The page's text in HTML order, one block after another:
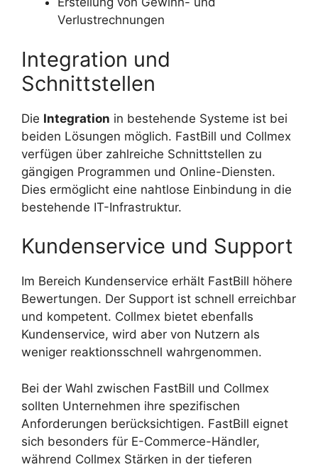
Verlustrechnungen
Integration und
Schnittstellen
Die Integration in bestehende Systeme ist bei
beiden Lösungen möglich. FastBill und Collmex
verfügen über zahlreiche Schnittstellen zu
gängigen Programmen und Online-Diensten.
Dies ermöglicht eine nahtlose Einbindung in die
bestehende IT-Infrastruktur.
Kundenservice und Support
Im Bereich Kundenservice erhält FastBill höhere
Bewertungen. Der Support ist schnell erreichbar
und kompetent. Collmex bietet ebenfalls
Kundenservice, wird aber von Nutzern als
weniger reaktionsschnell wahrgenommen.
Bei der Wahl zwischen FastBill und Collmex
sollten Unternehmen ihre spezifischen
Anforderungen berücksichtigen. FastBill eignet
sich besonders für E-Commerce-Händler,
während Collmex Stärken in der tieferen